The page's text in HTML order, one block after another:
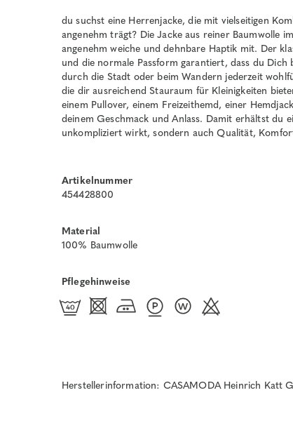
du suchst eine Herrenjacke, die mit vielseitigen
angenehm trägt? Die Jacke aus reiner Baumwolle
angenehm weiche und dehnbare Haptik mit. Der
und die normale Passform garantiert, dass du Dich
durch die Stadt oder beim Wandern jederzeit
die dir ausreichend Stauraum für Kleinigkeiten
einem Pullover, einem Freizeithemd, einer
deinem Geschmack und Anlass. Damit erhältst du
unkompliziert wirkt, sondern auch Qualität,
Artikelnummer
454428800
Material
100% Baumwolle
Pflegehinweise
Herstellerinformation: CASAMODA Heinrich Katt